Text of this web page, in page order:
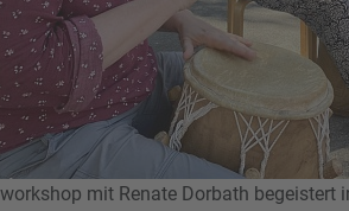
mit Renate Dorbath begeistert